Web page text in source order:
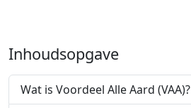
Inhoudsopgave
Wat is Voordeel Alle Aard (VAA)?